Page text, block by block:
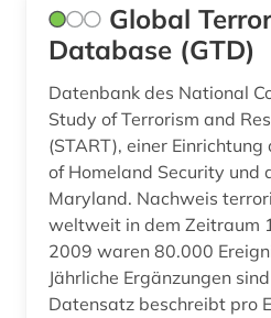
gb-außenpolitik (1)
genderforschung (1)
genealogie (1)
geschichte (17)
Global
Database (GTD)
Datenbank des National
Study of Terrorism and
(START), einer
of Homeland Security und
Maryland. Nachweis
weltweit in dem Zeitraum
2009 waren 80.000
Jährliche Ergänzungen
Datensatz beschreibt pro